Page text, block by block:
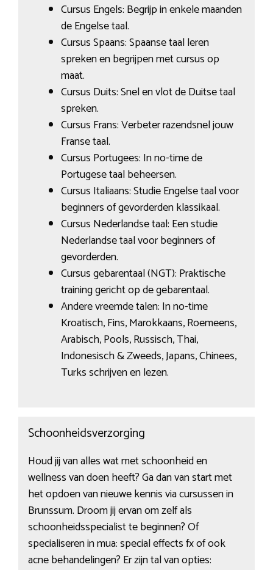
Cursus Engels: Begrijp in enkele maanden
de Engelse taal.
Cursus Spaans: Spaanse taal leren
spreken en begrijpen met cursus op
maat.
Cursus Duits: Snel en vlot de Duitse taal
spreken.
Cursus Frans: Verbeter razendsnel jouw
Franse taal.
Cursus Portugees: In no-time de
Portugese taal beheersen.
Cursus Italiaans: Studie Engelse taal voor
beginners of gevorderden klassikaal.
Cursus Nederlandse taal: Een studie
Nederlandse taal voor beginners of
gevorderden.
Cursus gebarentaal (NGT): Praktische
training gericht op de gebarentaal.
Andere vreemde talen: In no-time
Kroatisch, Fins, Marokkaans, Roemeens,
Arabisch, Pools, Russisch, Thai,
Indonesisch & Zweeds, Japans, Chinees,
Turks schrijven en lezen.
Schoonheidsverzorging
Houd jij van alles wat met schoonheid en
wellness van doen heeft? Ga dan van start met
het opdoen van nieuwe kennis via cursussen in
Brunssum. Droom jij ervan om zelf als
schoonheidsspecialist te beginnen? Of
specialiseren in mua: special effects fx of ook
acne behandelingen? Er zijn tal van opties: